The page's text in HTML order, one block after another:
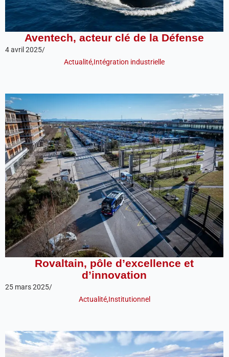
Aventech, acteur clé de la Défense
4 avril 2025/
Actualité,Intégration industrielle
Rovaltain, pôle d’excellence et
d’innovation
25 mars 2025/
Actualité,Institutionnel